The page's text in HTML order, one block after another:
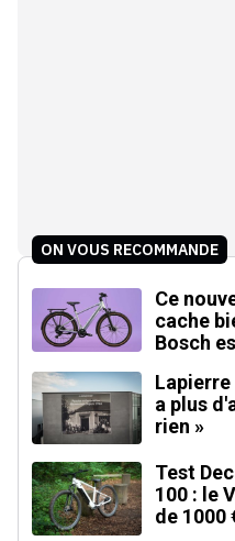
ON VOUS RECOMMANDE
Ce
cache
Bosch
Lapierre
a plus
rien »
Test
100 : le
de 1000